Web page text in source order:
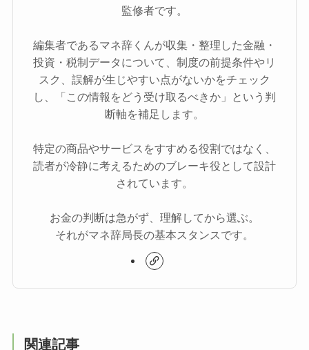
監修者です。
編集者であるマネ辞くんが収集・整理した金融・
投資・税制データについて、制度の前提条件やリ
スク、誤解が生じやすい点がないかをチェック
し、「この情報をどう受け取るべきか」という判
断軸を補足します。
特定の商品やサービスをすすめる役割ではなく、
読者が冷静に考えるためのブレーキ役として設計
されています。
お金の判断は急がず、理解してから選ぶ。
それがマネ辞局長の基本スタンスです。
関連記事